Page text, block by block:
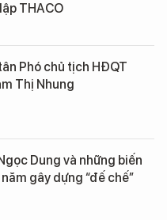
THACO
Phó chủ tịch HĐQT
Thị Nhung
Dung và những biến
gây dựng “đế chế”